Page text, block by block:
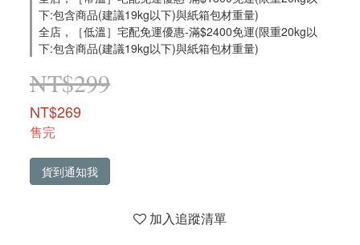
下:包含商品(建議19kg以下)與紙箱包材重量)
全店，［低溫］宅配免運優惠-滿$2400免運(限重20kg以
下:包含商品(建議19kg以下)與紙箱包材重量)
NT$299
NT$269
售完
貨到通知我
加入追蹤清單